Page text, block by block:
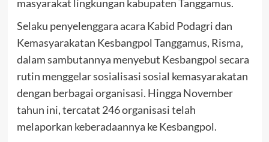
masyarakat lingkungan kabupaten Tanggamus.
Selaku penyelenggara acara Kabid Podagri dan
Kemasyarakatan Kesbangpol Tanggamus, Risma,
dalam sambutannya menyebut Kesbangpol secara
rutin menggelar sosialisasi sosial kemasyarakatan
dengan berbagai organisasi. Hingga November
tahun ini, tercatat 246 organisasi telah
melaporkan keberadaannya ke Kesbangpol.